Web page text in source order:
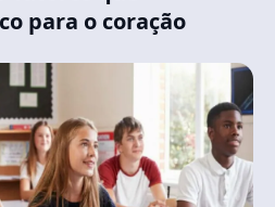
para o coração